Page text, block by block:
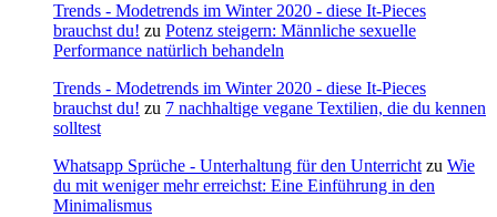
Trends - Modetrends im Winter 2020 - diese It-Pieces
brauchst du! zu Potenz steigern: Männliche sexuelle
Performance natürlich behandeln
Trends - Modetrends im Winter 2020 - diese It-Pieces
brauchst du! zu 7 nachhaltige vegane Textilien, die du kennen
solltest
Whatsapp Sprüche - Unterhaltung für den Unterricht zu Wie
du mit weniger mehr erreichst: Eine Einführung in den
Minimalismus